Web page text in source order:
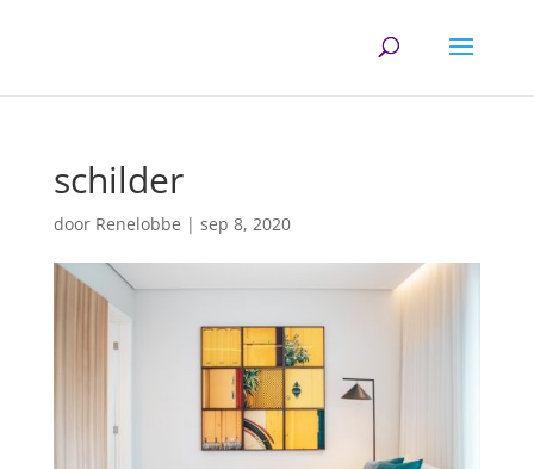
schilder
door Renelobbe | sep 8, 2020